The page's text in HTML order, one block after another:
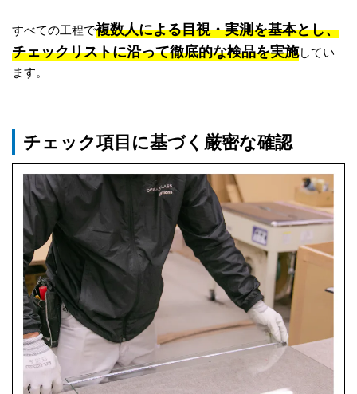
すべての工程で複数人による目視・実測を基本とし、
チェックリストに沿って徹底的な検品を実施してい
ます。
チェック項目に基づく厳密な確認